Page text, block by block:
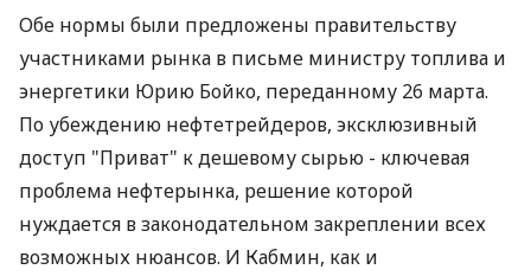
Обе нормы были предложены правительству
участниками рынка в письме министру топлива и
энергетики Юрию Бойко, переданному 26 марта.
По убеждению нефтетрейдеров, эксклюзивный
доступ "Приват" к дешевому сырью - ключевая
проблема нефтерынка, решение которой
нуждается в законодательном закреплении всех
возможных нюансов. И Кабмин, как и